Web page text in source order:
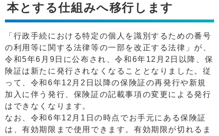
本とする仕組みへ移行します
「行政手続における特定の個人を識別するための番号
の利用等に関する法律等の一部を改正する法律」が、
令和5年6月9日に公布され、令和6年12月2日以降、保
険証は新たに発行されなくなることとなりました。従
って、令和6年12月2日以降の保険証の再発行や新規
加入に伴う発行、保険証の記載事項の変更による発行
はできなくなります。
なお、令和6年12月1日の時点でお手元にある保険証
は、有効期限まで使用できます。有効期限が切れるま